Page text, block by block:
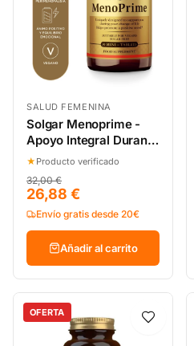
SALUD FEMENINA
Solgar Menoprime -
Apoyo Integral Durante
la Menopausia,
Comprimidos
★ Producto verificado
32,00 €
26,88 €
Envío gratis desde 20€
Añadir al carrito
OFERTA